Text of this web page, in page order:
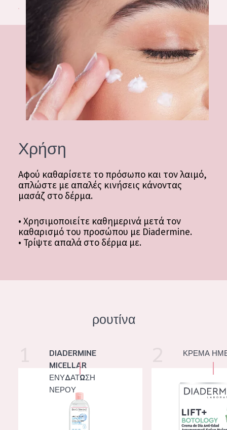
ΩΡΙΜΟ ΔΕΡΜΑ
Χρήση
Αφού καθαρίσετε το πρόσωπο και τον λαιμό,
απλώστε με απαλές κινήσεις κάνοντας
μασάζ στο δέρμα.
• Χρησιμοποιείτε καθημερινά μετά τον
καθαρισμό του προσώπου με Diadermine.
• Τρίψτε απαλά στο δέρμα με.
ρουτίνα
DIADERMINE
MICELLAR
ΕΝΥΔΆΤΩΣΗ
ΝΕΡΟΎ
Diadermine micellar Ενυδάτωση Νερού ΚΡΕΜΑ
Diadermine Lift+